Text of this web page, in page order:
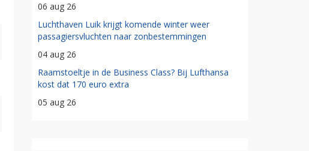
06 aug 26
Luchthaven Luik krijgt komende winter weer
passagiersvluchten naar zonbestemmingen
04 aug 26
Raamstoeltje in de Business Class? Bij Lufthansa
kost dat 170 euro extra
05 aug 26